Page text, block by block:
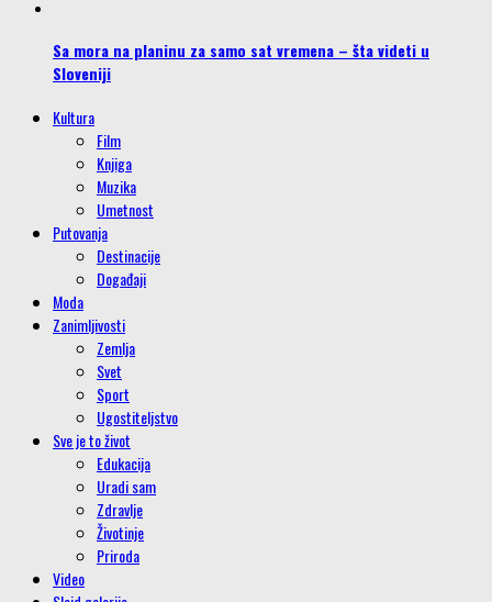
Sa mora na planinu za samo sat vremena – šta videti u
Sloveniji
Kultura
Film
Knjiga
Muzika
Umetnost
Putovanja
Destinacije
Događaji
Moda
Zanimljivosti
Zemlja
Svet
Sport
Ugostiteljstvo
Sve je to život
Edukacija
Uradi sam
Zdravlje
Životinje
Priroda
Video